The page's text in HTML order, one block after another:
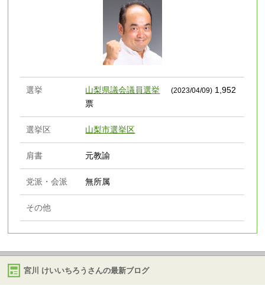
選挙 山梨県議会議員選挙 (2023/04/09) 1,952
票
選挙区 山梨市選挙区
肩書 元教諭
党派・会派 無所属
その他
宮川 けいいちろうさんの最新ブログ